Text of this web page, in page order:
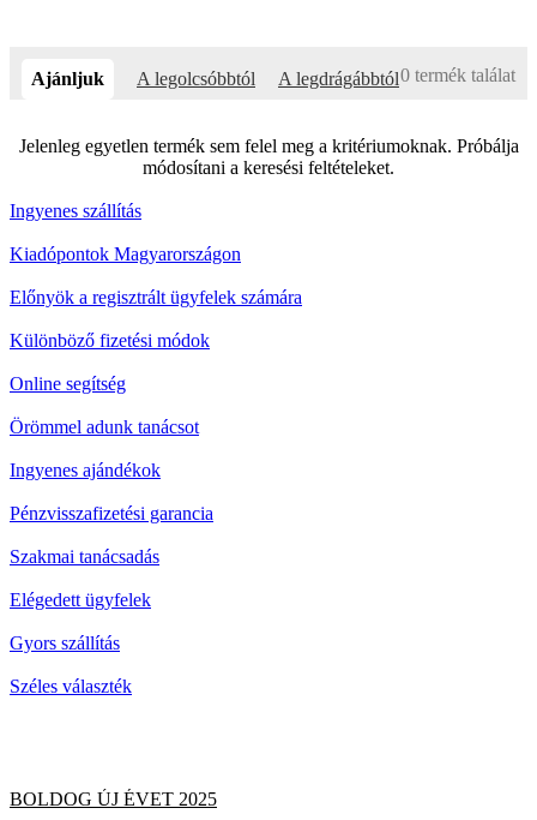
Ajánljuk A legolcsóbbtól A legdrágábbtól0 termék találat
Jelenleg egyetlen termék sem felel meg a kritériumoknak. Próbálja
módosítani a keresési feltételeket.
Ingyenes szállítás
Kiadópontok Magyarországon
Előnyök a regisztrált ügyfelek számára
Különböző fizetési módok
Online segítség
Örömmel adunk tanácsot
Ingyenes ajándékok
Pénzvisszafizetési garancia
Szakmai tanácsadás
Elégedett ügyfelek
Gyors szállítás
Széles választék
BOLDOG ÚJ ÉVET 2025